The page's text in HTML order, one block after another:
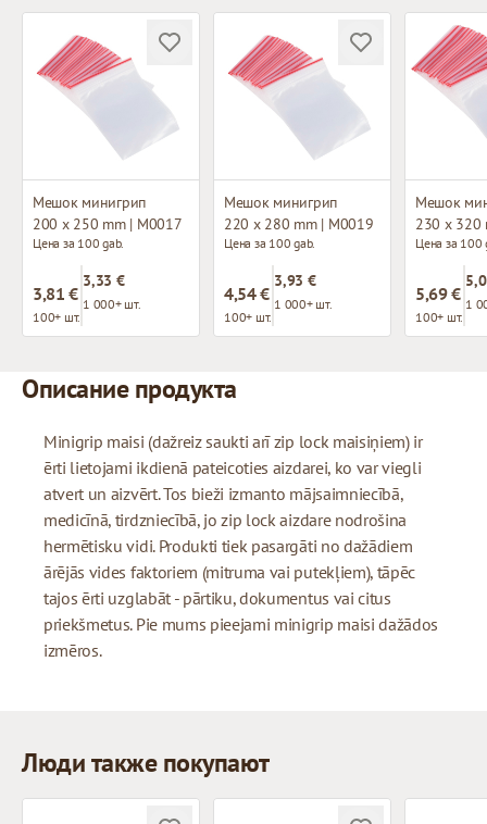
Мешок минигрип
200 x 250 mm | M0017
Цена за 100 gab.
3,81 €
100+ шт.
3,33 €
1 000+ шт.
Мешок минигрип
220 x 280 mm | M0019
Цена за 100 gab.
4,54 €
100+ шт.
3,93 €
1 000+ шт.
Мешок
230 x 320
Цена за 100
5,69 €
100+ шт.
1
Описание продукта
Minigrip maisi (dažreiz saukti arī zip lock maisiņiem) ir
ērti lietojami ikdienā pateicoties aizdarei, ko var viegli
atvert un aizvērt. Tos bieži izmanto mājsaimniecībā,
medicīnā, tirdzniecībā, jo zip lock aizdare nodrošina
hermētisku vidi. Produkti tiek pasargāti no dažādiem
ārējās vides faktoriem (mitruma vai putekļiem), tāpēc
tajos ērti uzglabāt - pārtiku, dokumentus vai citus
priekšmetus. Pie mums pieejami minigrip maisi dažādos
izmēros.
Люди также покупают